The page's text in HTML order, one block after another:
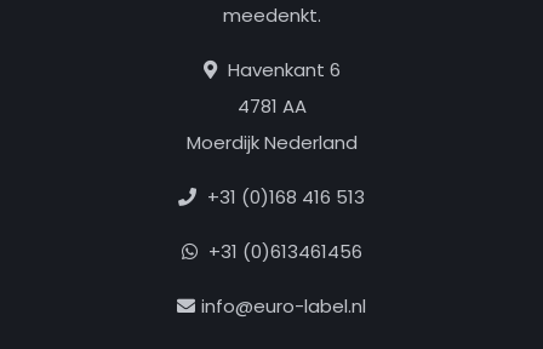
meedenkt.
Havenkant 6
4781 AA
Moerdijk Nederland
+31 (0)168 416 513
+31 (0)613461456
info@euro-label.nl